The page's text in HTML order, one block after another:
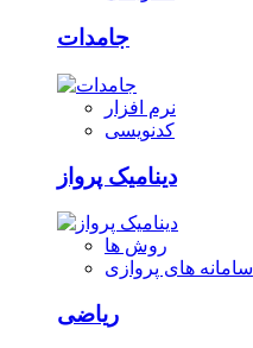
جامدات
نرم افزار
کدنویسی
دینامیک پرواز
روش ها
سامانه های پروازی
ریاضی